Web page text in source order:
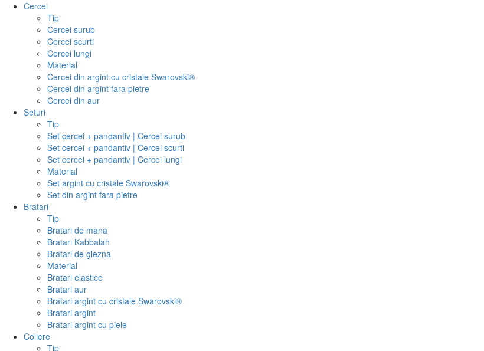
Cercei
Tip
Cercei surub
Cercei scurti
Cercei lungi
Material
Cercei din argint cu cristale Swarovski®
Cercei din argint fara pietre
Cercei din aur
Seturi
Tip
Set cercei + pandantiv | Cercei surub
Set cercei + pandantiv | Cercei scurti
Set cercei + pandantiv | Cercei lungi
Material
Set argint cu cristale Swarovski®
Set din argint fara pietre
Bratari
Tip
Bratari de mana
Bratari Kabbalah
Bratari de glezna
Material
Bratari elastice
Bratari aur
Bratari argint cu cristale Swarovski®
Bratari argint
Bratari argint cu piele
Coliere
Tip